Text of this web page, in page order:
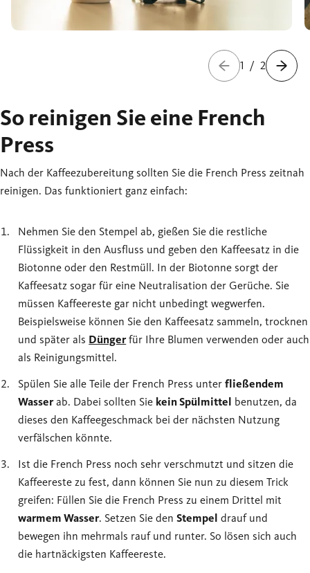
1 / 2
So reinigen Sie eine French
Press
Nach der Kaffeezubereitung sollten Sie die French Press zeitnah
reinigen. Das funktioniert ganz einfach:
Nehmen Sie den Stempel ab, gießen Sie die restliche
Flüssigkeit in den Ausfluss und geben den Kaffeesatz in die
Biotonne oder den Restmüll. In der Biotonne sorgt der
Kaffeesatz sogar für eine Neutralisation der Gerüche. Sie
müssen Kaffeereste gar nicht unbedingt wegwerfen.
Beispielsweise können Sie den Kaffeesatz sammeln, trocknen
und später als Düngerfür Ihre Blumen verwenden oder auch
als Reinigungsmittel.
Spülen Sie alle Teile der French Press unterfließendem
Wasserab. Dabei sollten Sie kein Spülmittel benutzen, da
dieses den Kaffeegeschmack bei der nächsten Nutzung
verfälschen könnte.
Ist die French Press noch sehr verschmutzt und sitzen die
Kaffeereste zu fest, dann können Sie nun zu diesem Trick
greifen: Füllen Sie die French Press zu einem Drittel mit
warmem Wasser. Setzen Sie denStempel drauf und
bewegen ihn mehrmals rauf und runter. So lösen sich auch
die hartnäckigsten Kaffeereste.